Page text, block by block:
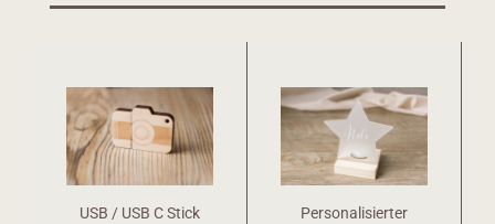
USB / USB C Stick
Personalisierter